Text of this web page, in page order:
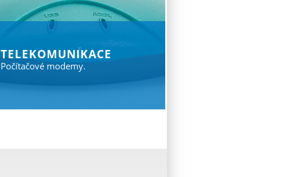
Telekomunikace
Počítačové modemy.